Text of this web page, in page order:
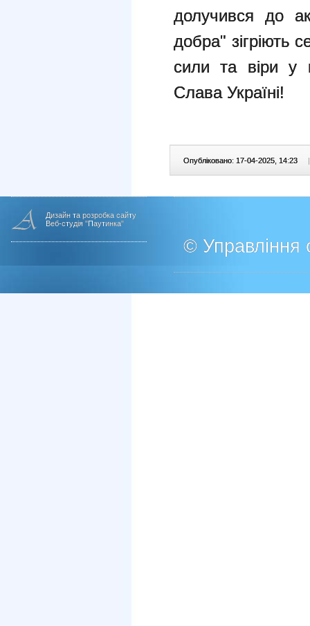
долучився до
добра" зігріють
сили та віри
Слава Україні!
Опубліковано: 17-04-2025, 14:23 |
Дизайн та розробка сайту
Веб-студія "Паутинка"
© Управління